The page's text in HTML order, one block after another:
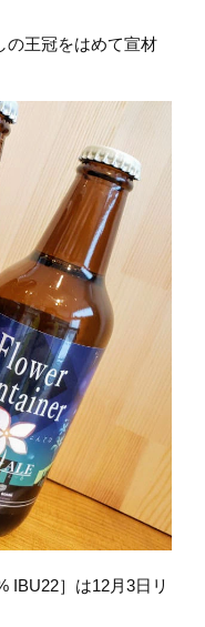
の王冠をはめて宣材
IBU22］は12月3日リ